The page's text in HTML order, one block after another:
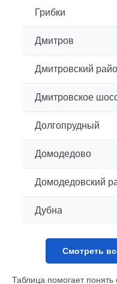
Грибки
Дмитров
Дмитровский
Дмитровское
Долгопрудный
Домодедово
Домодедовский
Дубна
Таблица помогает